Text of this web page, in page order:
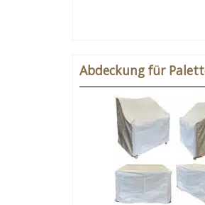
Abdeckung für